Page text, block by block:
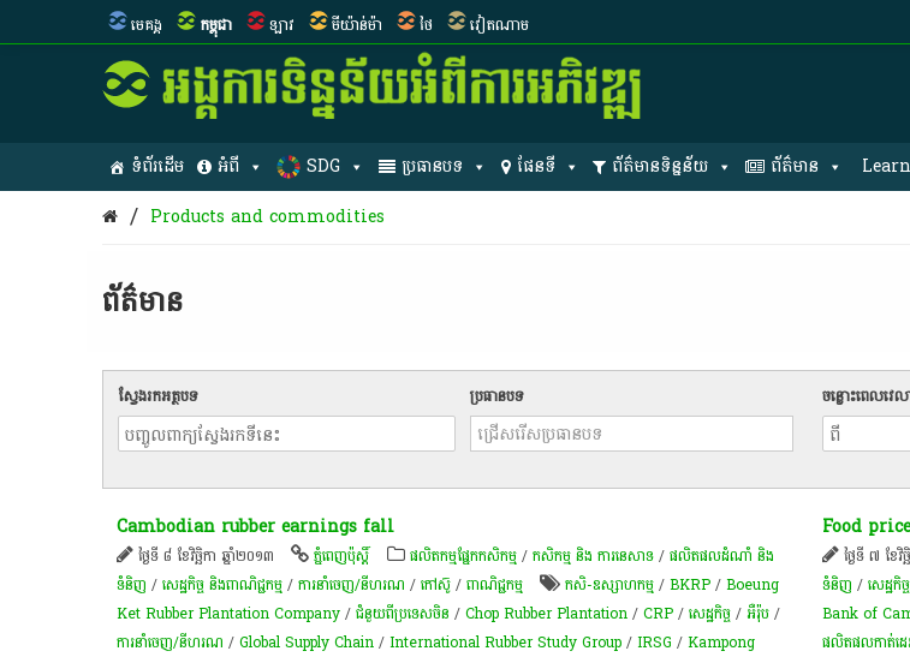
មេគង្គ កម្ពុជា ឡាវ មីយ៉ាន់ម៉ា ថៃ វៀតណាម
ទំព័រដើម អំពី SDG ប្រធានបទ ផែនទី ព័ត៌មានទិន្នន័យ ព័ត៌មាន
/ Products and commodities
ព័ត៌មាន​
ស្វែងរកអត្ថបទ ប្រធានបទ ចន្លោះពេលវេ
Cambodian rubber earnings fall
ថ្ងៃទី ៨ ខែវិច្ឆិកា ឆ្នាំ២០១៣ ភ្នំពេញប៉ុស្តិ៍ ​ផលិតកម្ម​ផ្នែក​កសិកម្ម​/កសិកម្ម​ និង​ ការ​នេ​សាទ​/ផលិតផលដំណាំ និង
ទំនិញ /សេដ្ឋកិច្ច និងពាណិជ្ជកម្ម/ការនាំចេញ/នីហរណ /​កៅស៊ូ​/ពាណិជ្ជកម្ម ក​សិ​-​ឧស្សាហកម្ម/BKRP/Boeung
Ket Rubber Plantation Company/ជំនួយពីប្រទេសចិន /Chop Rubber Plantation/CRP/សេដ្ឋកិច្ច/អឺរ៉ុប/
ការនាំចេញ/នីហរណ /Global Supply Chain/International Rubber Study Group/IRSG /Kampong
Food
ថ្ងៃទី ៧ ខែវិ
ទំនិញ /សេដ្ឋកិ
Bank of
ផលិតផលកាត់ដេ